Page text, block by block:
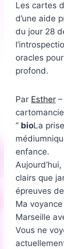
Les cartes
d’une aide
du jour 28
oracles
profond.
Par Esther
bioLa
enfance.
clairs que
épreuves
Ma
Marseille
Vous ne